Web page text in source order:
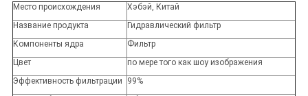
Место происхождения
Хэбэй, Китай
Название продукта
Гидравлический фильтр
Компоненты ядра
Фильтр
Цвет
по мере того как шоу изображения
Эффективность фильтрации
99%